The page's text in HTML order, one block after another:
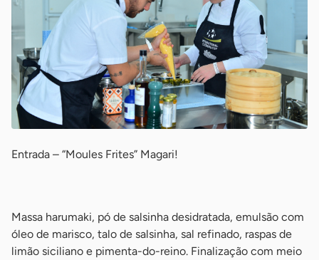
Entrada – “Moules Frites” Magari!
Massa harumaki, pó de salsinha desidratada, emulsão com
óleo de marisco, talo de salsinha, sal refinado, raspas de
limão siciliano e pimenta-do-reino. Finalização com meio